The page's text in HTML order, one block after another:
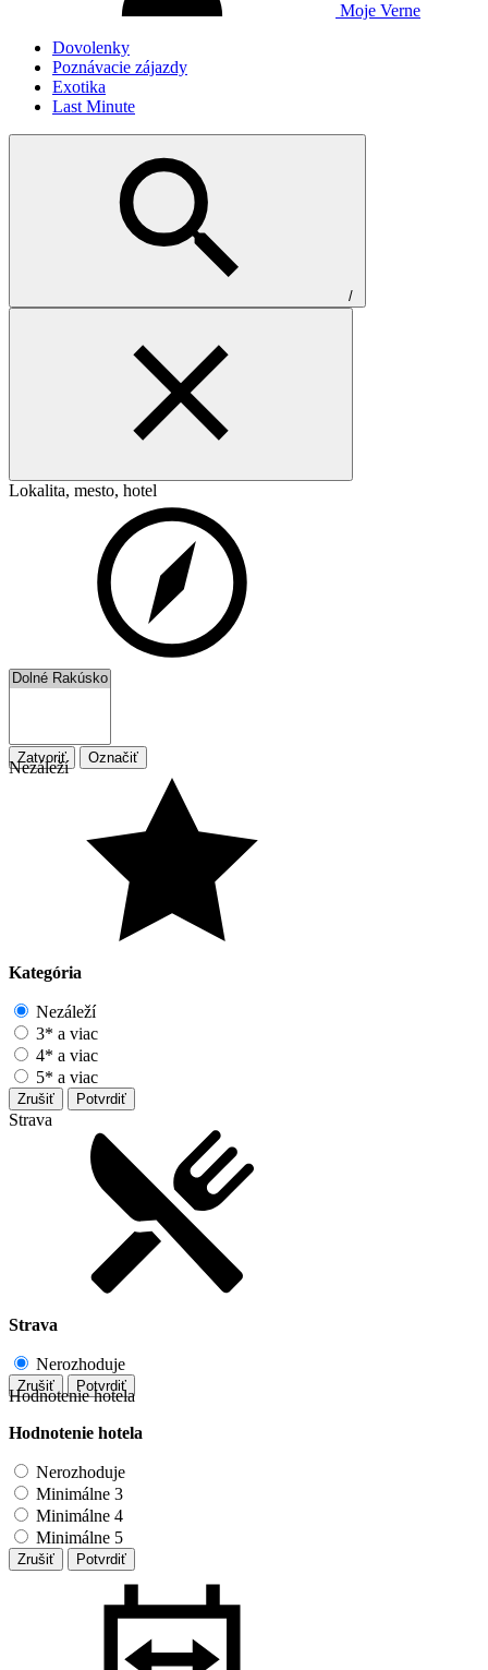
Moje Verne
Dovolenky
Poznávacie zájazdy
Exotika
Last Minute
/
Lokalita, mesto, hotel
Zatvoriť Označiť
Nezáleží
Kategória
Nezáleží
3* a viac
4* a viac
5* a viac
Zrušiť Potvrdiť
Strava
Strava
Nerozhoduje
Zrušiť Potvrdiť
Hodnotenie hotela
Hodnotenie hotela
Nerozhoduje
Minimálne 3
Minimálne 4
Minimálne 5
Zrušiť Potvrdiť